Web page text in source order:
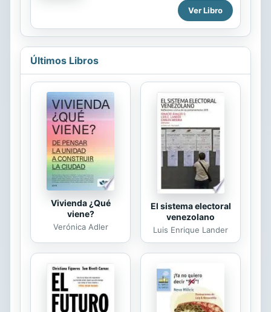
de Cordelia salta por los aires
cuando unos demonios arrasan
Londres. Unos seres diabólicos que
no se parecen en nada a...
de historias anónimas, reales y
ficticias, de éxitos y fracasos, en las
alturas donde habitan los
en el smartphone de un aficionado
cfd del Ibex en la cafetería con 55 €
de ganancias, mientras ha salido de
la oficina a desayunar o en un piso
de cualquier ciudad o pueblo donde
un jubilado de banca o telefónica o
de la renfe o funcionario, cualquiera
puede...
Ver Libro
Últimos Libros
Vivienda ¿Qué
viene?
Verónica Adler
El sistema electoral
venezolano
Luis Enrique Lander